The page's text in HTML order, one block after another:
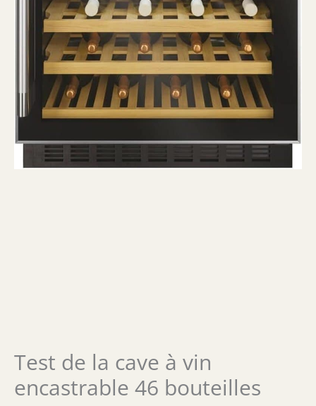
Test de la cave à vin
encastrable 46 bouteilles